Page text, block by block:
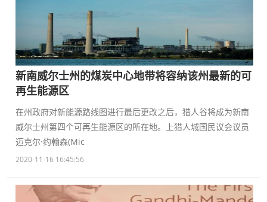
新南威尔士州的煤炭中心地带将容纳该州最新的可
再生能源区
在州政府对新能源路线图进行最后更改之后，猎人谷将成为新南
威尔士州第四个可再生能源区的所在地。上猎人城国民议会议员
迈克尔·约翰森(Mic
2020-11-16 16:45:56